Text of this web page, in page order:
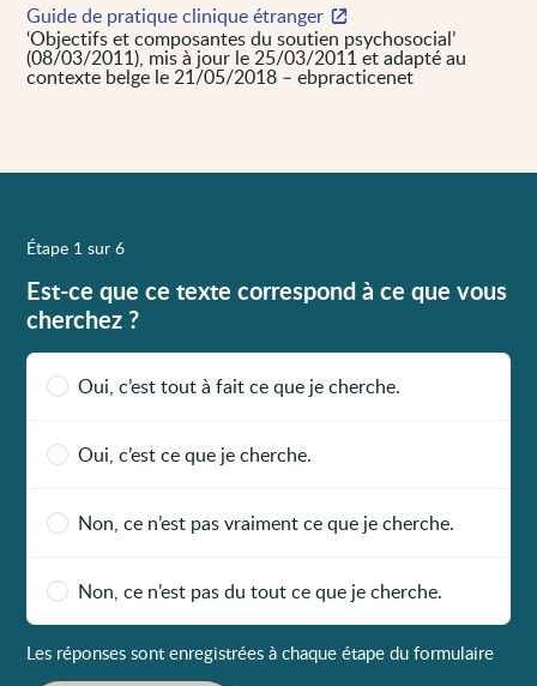
Guide de pratique clinique étranger
‘Objectifs et composantes du soutien psychosocial’
(08/03/2011), mis à jour le 25/03/2011 et adapté au
contexte belge le 21/05/2018 – ebpracticenet
Étape 1 sur 6
Est-ce que ce texte correspond à ce que vous
cherchez ?
Oui, c’est tout à fait ce que je cherche.
Oui, c’est ce que je cherche.
Non, ce n’est pas vraiment ce que je cherche.
Non, ce n’est pas du tout ce que je cherche.
Les réponses sont enregistrées à chaque étape du formulaire